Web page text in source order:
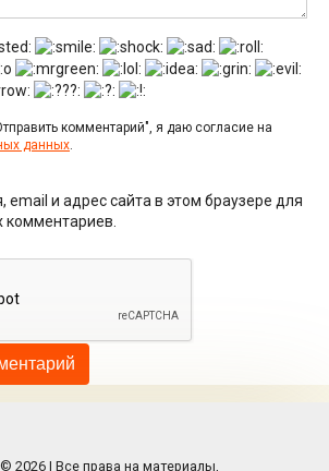
комментарий", я даю согласие на
данных
email и адрес сайта в этом браузере для
2026 | Все права на материалы,